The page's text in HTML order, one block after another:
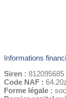
Informations
Siren : 812095685
Code NAF :
Forme légale :